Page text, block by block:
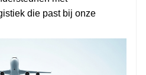
die past bij onze